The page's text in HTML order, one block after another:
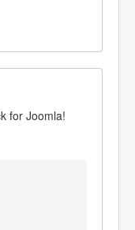
for Joomla!